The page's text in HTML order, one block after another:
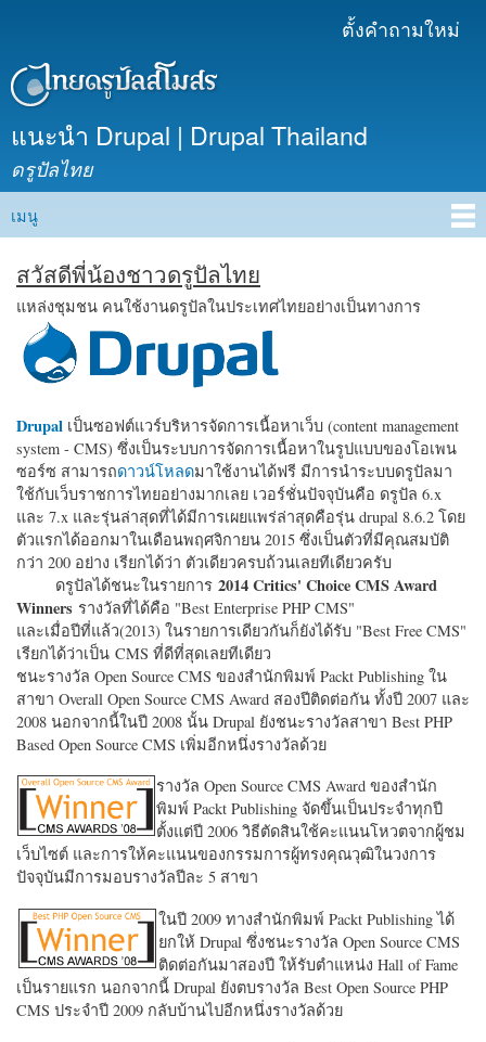
เนื้อหา
ตั้งคำถามใหม่
แนะนำ Drupal | Drupal Thailand
ดรูปัลไทย
Main menu
เมนู
สวัสดีพี่น้องชาวดรูปัลไทย
แหล่งชุมชน คนใช้งานดรูปัลในประเทศไทยอย่างเป็นทางการ
Drupal เป็นซอฟต์แวร์บริหารจัดการเนื้อหาเว็บ (content management
system - CMS) ซึ่งเป็นระบบการจัดการเนื้อหาในรูปแบบของโอเพน
ซอร์ซ สามารถดาวน์โหลดมาใช้งานได้ฟรี มีการนำระบบดรูปัลมา
ใช้กับเว็บราชการไทยอย่างมากเลย เวอร์ชั่นปัจจุบันคือ ดรูปัล 6.x
และ 7.x และรุ่นล่าสุดที่ได้มีการเผยแพร่ล่าสุดคือรุ่น drupal 8.6.2 โดย
ตัวแรกได้ออกมาในเดือนพฤศจิกายน 2015 ซึ่งเป็นตัวที่มีคุณสมบัติ
กว่า 200 อย่าง เรียกได้ว่า ตัวเดียวครบถ้วนเลยทีเดียวครับ
ดรูปัลได้ชนะในรายการ 2014 Critics' Choice CMS Award
Winners รางวัลที่ได้คือ "Best Enterprise PHP CMS"
และเมื่อปีที่แล้ว(2013) ในรายการเดียวกันก็ยังได้รับ "Best Free CMS"
เรียกได้ว่าเป็น CMS ที่ดีที่สุดเลยทีเดียว
ชนะรางวัล Open Source CMS ของสำนักพิมพ์ Packt Publishing ใน
สาขา Overall Open Source CMS Award สองปีติดต่อกัน ทั้งปี 2007 และ
2008 นอกจากนี้ในปี 2008 นั้น Drupal ยังชนะรางวัลสาขา Best PHP
Based Open Source CMS เพิ่มอีกหนึ่งรางวัลด้วย
รางวัล Open Source CMS Award ของสำนัก
พิมพ์ Packt Publishing จัดขึ้นเป็นประจำทุกปี
ตั้งแต่ปี 2006 วิธีตัดสินใช้คะแนนโหวตจากผู้ชม
เว็บไซต์ และการให้คะแนนของกรรมการผู้ทรงคุณวุฒิในวงการ
ปัจจุบันมีการมอบรางวัลปีละ 5 สาขา
ในปี 2009 ทางสำนักพิมพ์ Packt Publishing ได้
ยกให้ Drupal ซึ่งชนะรางวัล Open Source CMS
ติดต่อกันมาสองปี ให้รับตำแหน่ง Hall of Fame
เป็นรายแรก นอกจากนี้ Drupal ยังตบรางวัล Best Open Source PHP
CMS ประจำปี 2009 กลับบ้านไปอีกหนึ่งรางวัลด้วย